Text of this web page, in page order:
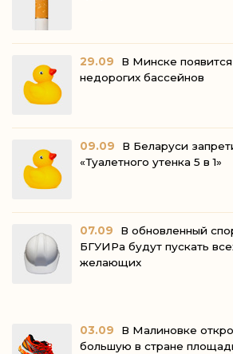
29.09
В Минске появится
недорогих
09.09
В Беларуси
«Туалетного утенка
07.09
В обновленный
БГУИРа будут пускать
желающих
03.09
В Малиновке
большую в стране